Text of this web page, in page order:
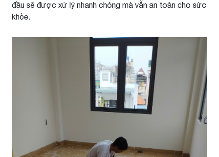
đầu sẽ được xử lý nhanh chóng mà vẫn an toàn cho sức
khỏe.